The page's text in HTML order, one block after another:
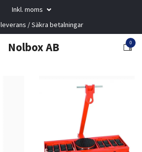
Inkl. moms
/ Säkra betalningar
Nolbox AB 0